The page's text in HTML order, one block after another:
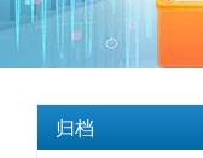
归档